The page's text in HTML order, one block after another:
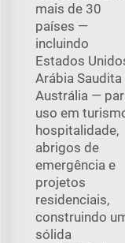
mais de 30
países —
incluindo
Estados
Arábia Saudita
Austrália —
uso em
hospitalidade,
abrigos de
emergência e
projetos
residenciais,
construindo
sólida